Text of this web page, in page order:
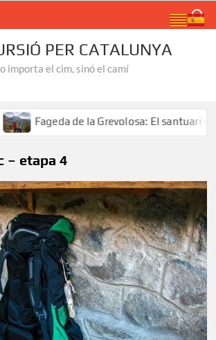
PER CATALUNYA
importa el cim, sinó el camí
Fageda de la Grevolosa: El santuari dels
– etapa 4